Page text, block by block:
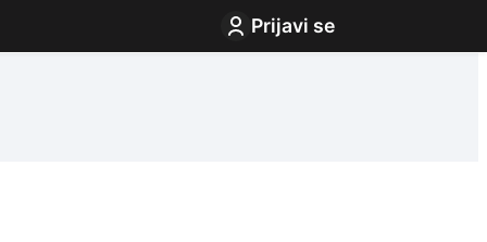
Prijavi se